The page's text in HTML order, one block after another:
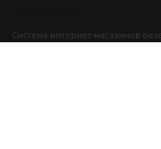
Система интернет-магазинов